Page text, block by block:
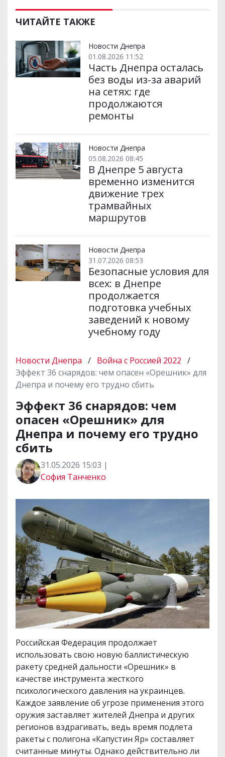
и
р
и
и
e
b
o
k
t
t
e
i
l
e
m p
ЧИТАЙТЕ ТАКЖЕ
Новости Днепра
01.08.2026 11:52
Часть Днепра осталась
без воды из-за аварий
на сетях: где
продолжаются
ремонты
Новости Днепра
05.08.2026 08:45
В Днепре 5 августа
временно изменится
движение трех
трамвайных
маршрутов
Новости Днепра
31.07.2026 08:53
Безопасные условия для
всех: в Днепре
продолжается
подготовка учебных
заведений к новому
учебному году
Новости Днепра / Война с Россией 2022 /
Эффект 36 снарядов: чем опасен «Орешник» для
Днепра и почему его трудно сбить
Эффект 36 снарядов: чем
опасен «Орешник» для
Днепра и почему его трудно
сбить
31.05.2026 15:03 |
София Танченко
Российская Федерация продолжает
использовать свою новую баллистическую
ракету средней дальности «Орешник» в
качестве инструмента жесткого
психологического давления на украинцев.
Каждое заявление об угрозе применения этого
оружия заставляет жителей Днепра и других
регионов вздрагивать, ведь время подлета
ракеты с полигона «Капустин Яр» составляет
считанные минуты. Однако действительно ли